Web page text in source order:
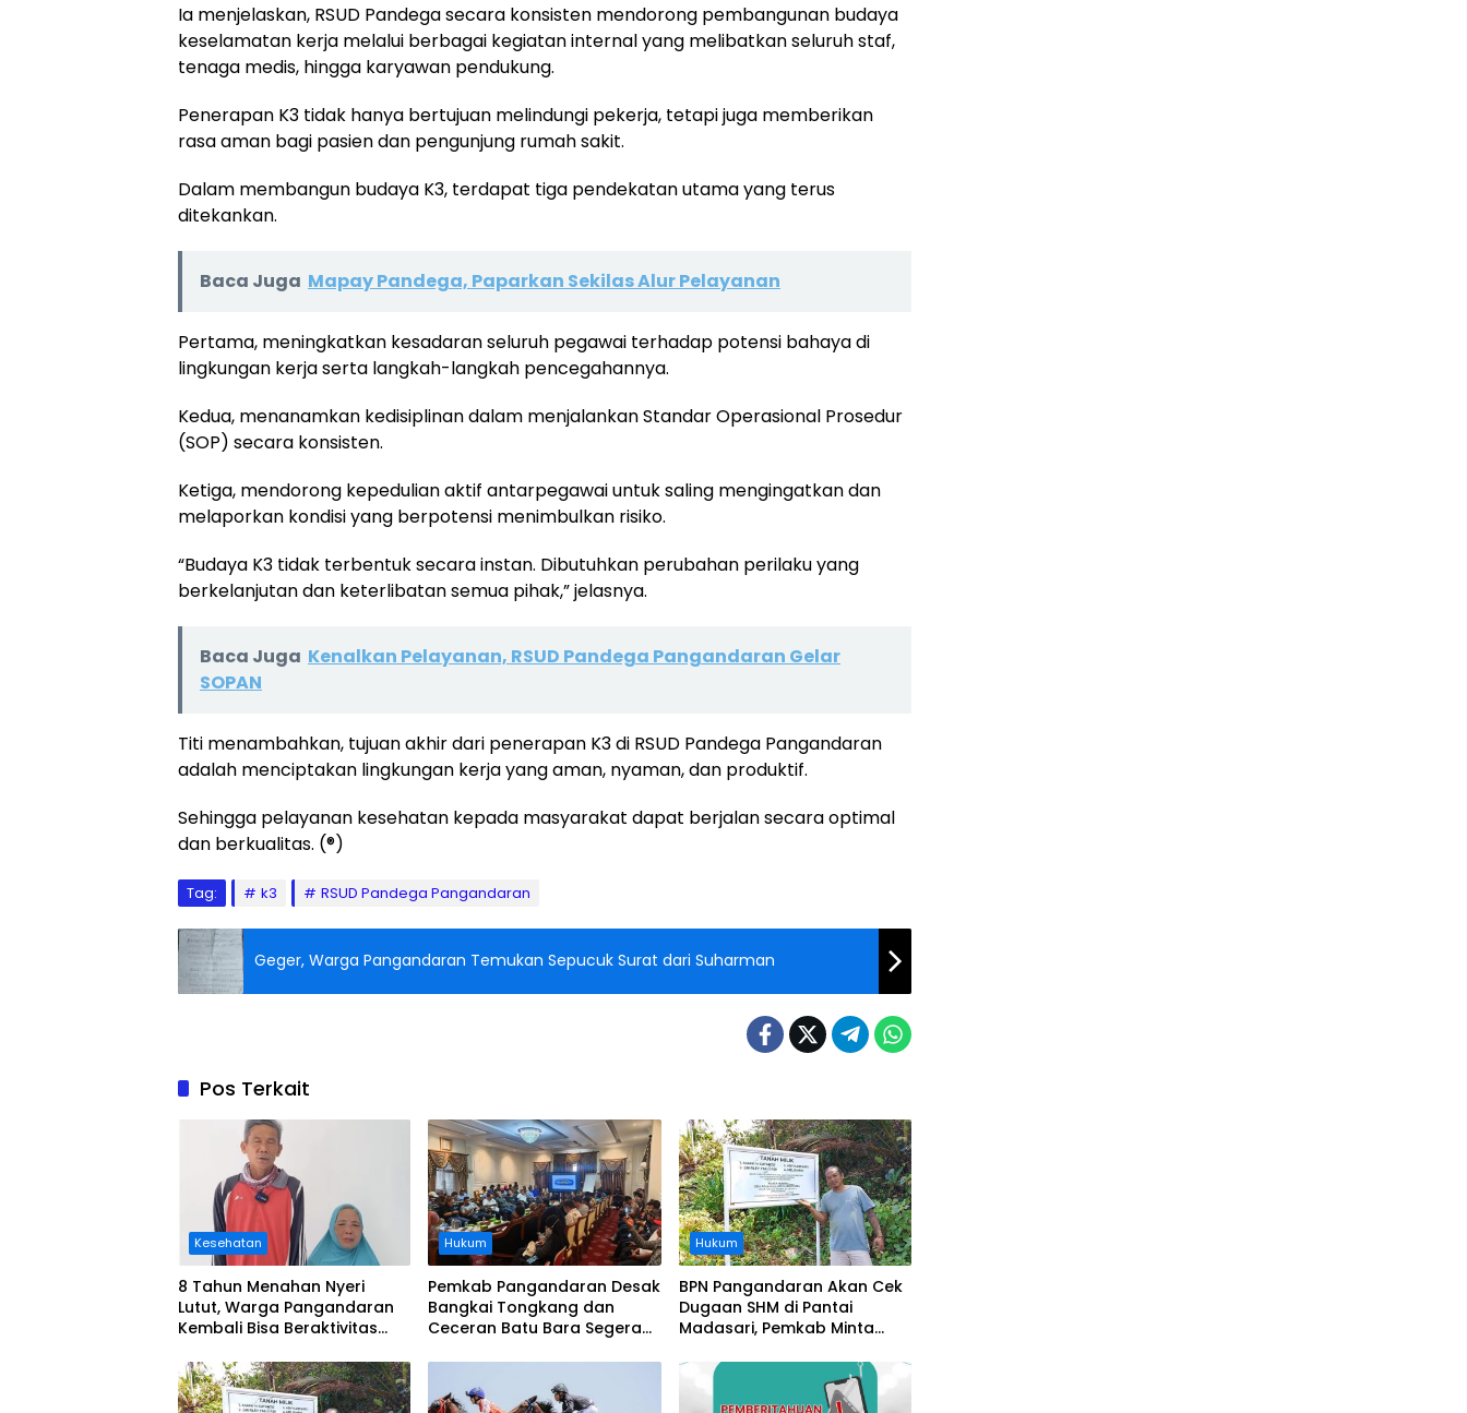
Ia menjelaskan, RSUD Pandega secara konsisten mendorong pembangunan budaya
keselamatan kerja melalui berbagai kegiatan internal yang melibatkan seluruh staf,
tenaga medis, hingga karyawan pendukung.
Penerapan K3 tidak hanya bertujuan melindungi pekerja, tetapi juga memberikan
rasa aman bagi pasien dan pengunjung rumah sakit.
Dalam membangun budaya K3, terdapat tiga pendekatan utama yang terus
ditekankan.
Baca Juga Mapay Pandega, Paparkan Sekilas Alur Pelayanan
Pertama, meningkatkan kesadaran seluruh pegawai terhadap potensi bahaya di
lingkungan kerja serta langkah-langkah pencegahannya.
Kedua, menanamkan kedisiplinan dalam menjalankan Standar Operasional Prosedur
(SOP) secara konsisten.
Ketiga, mendorong kepedulian aktif antarpegawai untuk saling mengingatkan dan
melaporkan kondisi yang berpotensi menimbulkan risiko.
“Budaya K3 tidak terbentuk secara instan. Dibutuhkan perubahan perilaku yang
berkelanjutan dan keterlibatan semua pihak,” jelasnya.
Baca Juga Kenalkan Pelayanan, RSUD Pandega Pangandaran Gelar
SOPAN
Titi menambahkan, tujuan akhir dari penerapan K3 di RSUD Pandega Pangandaran
adalah menciptakan lingkungan kerja yang aman, nyaman, dan produktif.
Sehingga pelayanan kesehatan kepada masyarakat dapat berjalan secara optimal
dan berkualitas. (®)
Tag: k3 RSUD Pandega Pangandaran
Pos Terkait
Kesehatan
8 Tahun Menahan Nyeri
Lutut, Warga Pangandaran
Kembali Bisa Beraktivitas
Ditanggung BPJS
Hukum
Pemkab Pangandaran Desak
Bangkai Tongkang dan
Ceceran Batu Bara Segera
Koordinasi Perusahaan
Hukum
BPN Pangandaran Akan Cek
Dugaan SHM di Pantai
Madasari, Pemkab Minta